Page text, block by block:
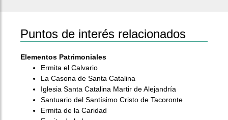
Puntos de interés relacionados
Elementos Patrimoniales
Ermita el Calvario
La Casona de Santa Catalina
Iglesia Santa Catalina Martir de Alejandría
Santuario del Santísimo Cristo de Tacoronte
Ermita de la Caridad